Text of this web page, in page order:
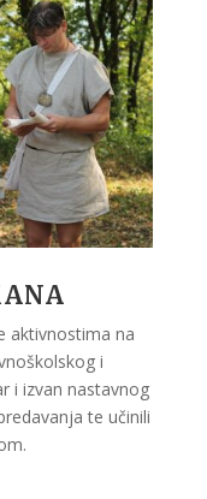
aktivnostima na
i
i izvan nastavnog
te učinili